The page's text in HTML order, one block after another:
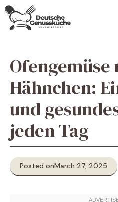
Skip
content
Ofengemüse
Hähnchen:
und
jeden Tag
Posted onMarch 27, 2025